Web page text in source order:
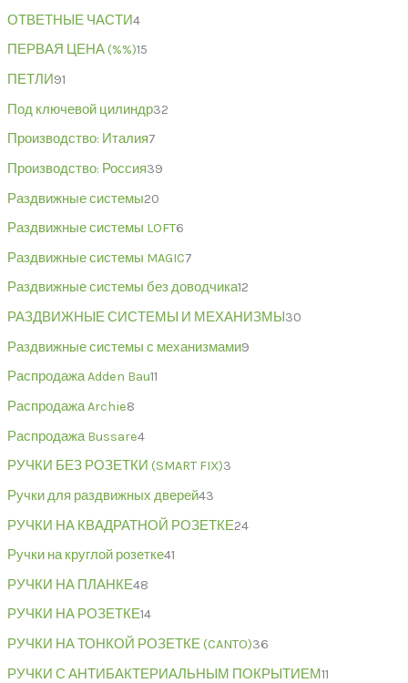
ОТВЕТНЫЕ ЧАСТИ4
ПЕРВАЯ ЦЕНА (%%)15
ПЕТЛИ91
Под ключевой цилиндр32
Производство: Италия7
Производство: Россия39
Раздвижные системы20
Раздвижные системы LOFT6
Раздвижные системы MAGIC7
Раздвижные системы без доводчика12
РАЗДВИЖНЫЕ СИСТЕМЫ И МЕХАНИЗМЫ 30
Раздвижные системы с механизмами9
Распродажа Adden Bau11
Распродажа Archie8
Распродажа Bussare4
РУЧКИ БЕЗ РОЗЕТКИ (SMART FIX)3
Ручки для раздвижных дверей43
РУЧКИ НА КВАДРАТНОЙ РОЗЕТКЕ24
Ручки на круглой розетке41
РУЧКИ НА ПЛАНКЕ48
РУЧКИ НА РОЗЕТКЕ14
РУЧКИ НА ТОНКОЙ РОЗЕТКЕ (CANTO)36
РУЧКИ С АНТИБАКТЕРИАЛЬНЫМ ПОКРЫТИЕМ11